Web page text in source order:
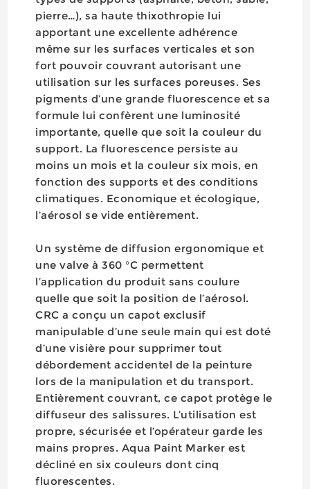
pierre…), sa haute thixothropie lui
apportant une excellente adhérence
même sur les surfaces verticales et son
fort pouvoir couvrant autorisant une
utilisation sur les surfaces poreuses. Ses
pigments d’une grande fluorescence et sa
formule lui confèrent une luminosité
importante, quelle que soit la couleur du
support. La fluorescence persiste au
moins un mois et la couleur six mois, en
fonction des supports et des conditions
climatiques. Economique et écologique,
l’aérosol se vide entièrement.
Un système de diffusion ergonomique et
une valve à 360 °C permettent
l’application du produit sans coulure
quelle que soit la position de l’aérosol.
CRC a conçu un capot exclusif
manipulable d’une seule main qui est doté
d’une visière pour supprimer tout
débordement accidentel de la peinture
lors de la manipulation et du transport.
Entièrement couvrant, ce capot protège le
diffuseur des salissures. L’utilisation est
propre, sécurisée et l’opérateur garde les
mains propres. Aqua Paint Marker est
décliné en six couleurs dont cinq
fluorescentes.